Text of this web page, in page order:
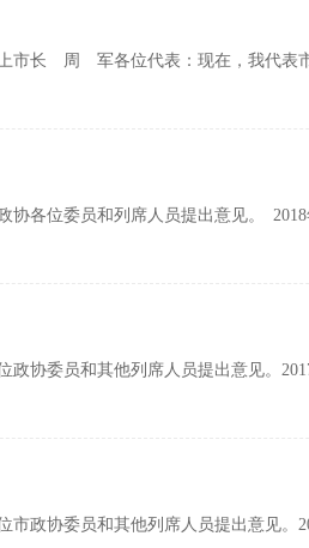
市长 周 军各位代表：现在，我代表
各位委员和列席人员提出意见。
协委员和其他列席人员提出意见。
政协委员和其他列席人员提出意见